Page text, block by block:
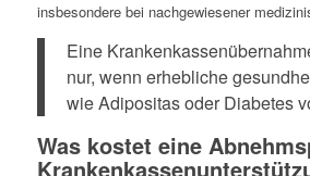
insbesondere bei nachgewiesener
Eine
nur, wenn erhebliche
wie Adipositas oder Diabetes
Was kostet eine